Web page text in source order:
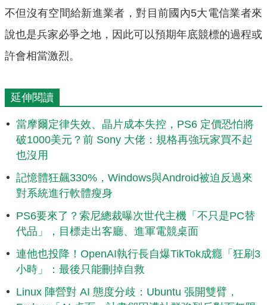
不但沒有空間給新進業者，對目前國內5大電信業者來
說也是兵家必爭之地，因此可以預期年底競標的過程或
許會相當激烈。
延伸閱讀
當摩爾定律失效、晶片成本失控，PS6 定價恐怕將
破1000美元？前 Sony 大佬：規格再強玩家買不起
也沒用
記憶體狂飆330%，Windows與Android被迫反過來
對系統進行軟體瘦身
PS6要來了？索尼總裁曝次世代主機「不只是PC替
代品」，目標走出客廳、進軍電競桌面
連他也投降！OpenAI執行長自爆TikTok成癮「狂刷3
小時」：最後只能刪掉自救
Linux 陣營對 AI 態度分歧：Ubuntu 張開雙臂，